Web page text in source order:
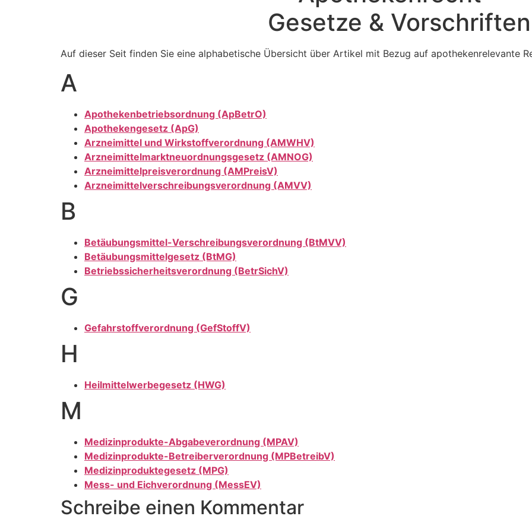
Gesetze & Vorschriften
Auf dieser Seit finden Sie eine alphabetische Übersicht über Artikel mit Bezug auf apothekenrelevante
A
Apothekenbetriebsordnung (ApBetrO)
Apothekengesetz (ApG)
Arzneimittel und Wirkstoffverordnung (AMWHV)
Arzneimittelmarktneuordnungsgesetz (AMNOG)
Arzneimittelpreisverordnung (AMPreisV)
Arzneimittelverschreibungsverordnung (AMVV)
B
Betäubungsmittel-Verschreibungsverordnung (BtMVV)
Betäubungsmittelgesetz (BtMG)
Betriebssicherheitsverordnung (BetrSichV)
G
Gefahrstoffverordnung (GefStoffV)
H
Heilmittelwerbegesetz (HWG)
M
Medizinprodukte-Abgabeverordnung (MPAV)
Medizinprodukte-Betreiberverordnung (MPBetreibV)
Medizinproduktegesetz (MPG)
Mess- und Eichverordnung (MessEV)
Schreibe einen Kommentar